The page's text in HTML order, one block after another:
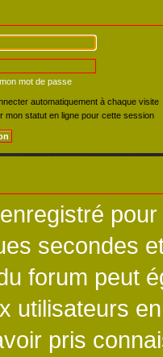
mot de passe
automatiquement à chaque visite
mon statut en ligne pour cette session
secondes
forum peut
utilisateurs
pris